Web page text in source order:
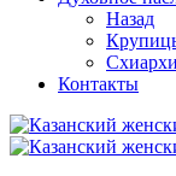
Назад
Контакты